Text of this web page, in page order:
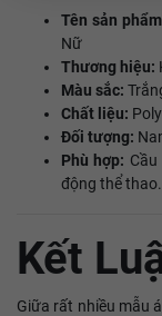
Tên sản
Nữ
Thương hiệu:
Màu sắc:
Chất liệu:
Đối tượng:
Phù hợp:
động thể thao.
Kết
Giữa rất nhiều mẫu